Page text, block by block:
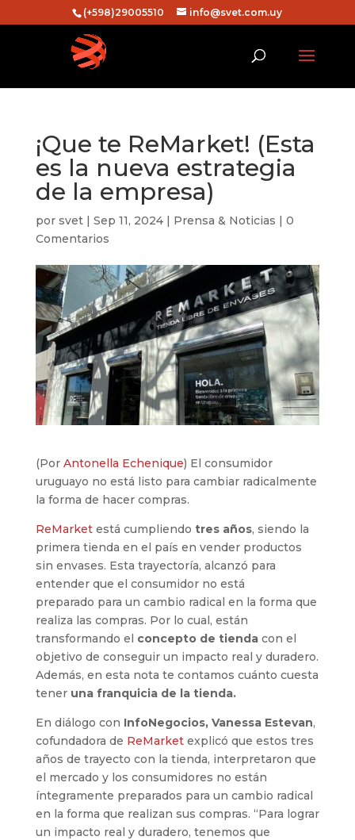
(+598)29005510 info@svet.com.uy
¡Que te ReMarket! (Esta
es la nueva estrategia
de la empresa)
por svet| Sep 11, 2024| Prensa & Noticias | 0
Comentarios
(Por Antonella Echenique) El consumidor
uruguayo no está listo para cambiar radicalmente
la forma de hacer compras.
ReMarketestá cumpliendo tres años, siendo la
primera tienda en el país en vender productos
sin envases. Esta trayectoría, alcanzó para
entender que el consumidor no está
preparado para un cambio radical en la forma que
realiza las compras. Por lo cual, están
transformando el concepto de tiendacon el
objetivo de conseguir un impacto real y duradero.
Además, en esta nota te contamos cuánto cuesta
tener una franquicia de la tienda.
En diálogo con InfoNegocios, Vanessa Estevan,
cofundadora de ReMarketexplicó que estos tres
años de trayecto con la tienda, interpretaron que
el mercado y los consumidores no están
íntegramente preparados para un cambio radical
en la forma que realizan sus compras. “Para lograr
un impacto real y duradero, tenemos que